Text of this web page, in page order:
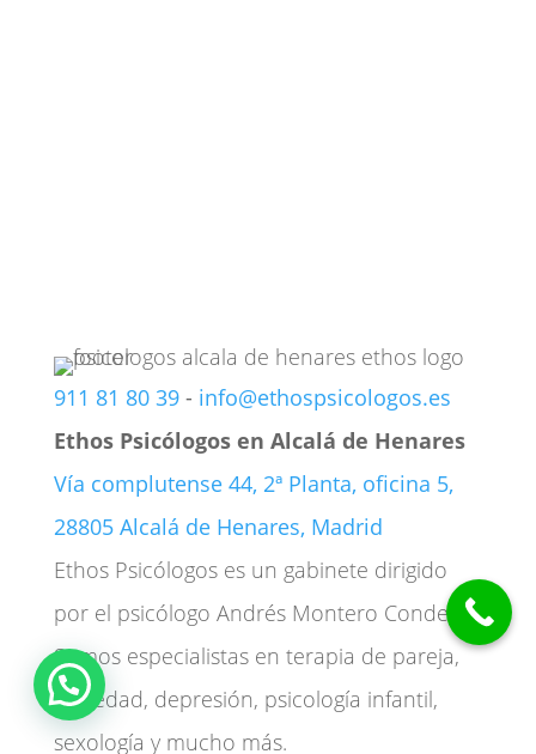
911 81 80 39- info@ethospsicologos.es
Ethos Psicólogos en Alcalá de Henares
Vía complutense 44, 2ª Planta, oficina 5,
28805 Alcalá de Henares, Madrid
Ethos Psicólogos es un gabinete dirigido
por el psicólogo Andrés Montero Conde.
Somos especialistas en terapia de pareja,
ansiedad, depresión, psicología infantil,
sexología y mucho más.